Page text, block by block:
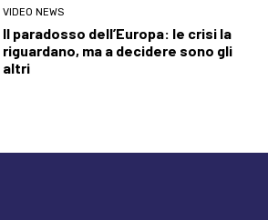
VIDEO NEWS
Il paradosso dell’Europa: le crisi la
riguardano, ma a decidere sono gli
altri